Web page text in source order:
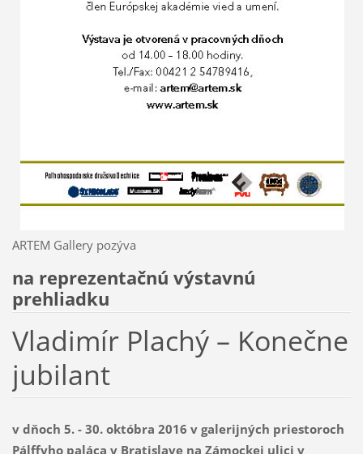
ARTEM Gallery pozýva
na reprezentačnú výstavnú
prehliadku
Vladimír Plachý – Konečne
jubilant
v dňoch 5. - 30. októbra 2016 v galerijných priestoroch
Pálffyho paláca v Bratislave na Zámockej ulici v